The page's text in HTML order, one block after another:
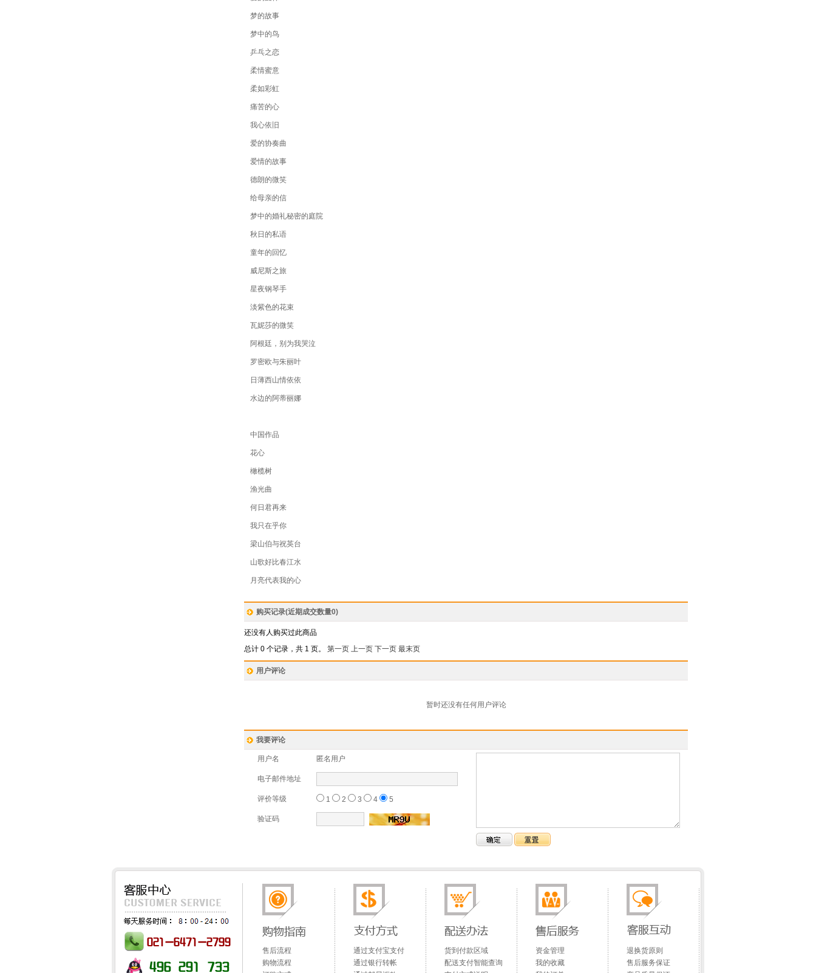
梦的故事
梦中的鸟
乒乓之恋
柔情蜜意
柔如彩虹
痛苦的心
我心依旧
爱的协奏曲
爱情的故事
德朗的微笑
给母亲的信
梦中的婚礼秘密的庭院
秋日的私语
童年的回忆
威尼斯之旅
星夜钢琴手
淡紫色的花束
瓦妮莎的微笑
阿根廷，别为我哭泣
罗密欧与朱丽叶
日薄西山情依依
水边的阿蒂丽娜
中国作品
花心
橄榄树
渔光曲
何日君再来
我只在乎你
梁山伯与祝英台
山歌好比春江水
月亮代表我的心
购买记录(近期成交数量0)
还没有人购买过此商品
总计 0 个记录，共 1 页。 第一页 上一页 下一页 最末页
用户评论
暂时还没有任何用户评论
我要评论
用户名 匿名用户
电子邮件地址
评价等级 1 2 3 4 5
验证码
售后流程
购物流程
通过支付宝支付
通过银行转帐
货到付款区域
配送支付智能查询
资金管理
我的收藏
退换货原则
售后服务保证